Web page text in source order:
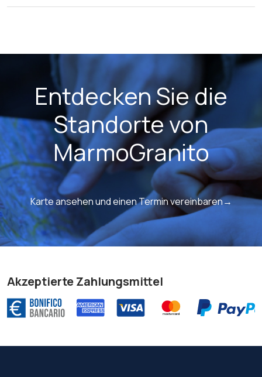
Entdecken Sie die
Standorte von
MarmoGranito
Karte ansehen und einen Termin vereinbaren→
Akzeptierte Zahlungsmittel